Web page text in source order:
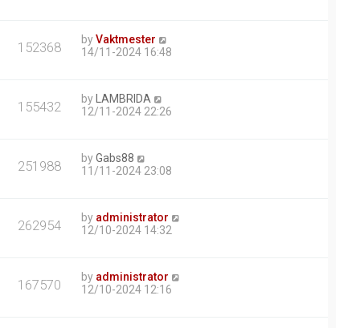
152368 byVaktmester
14/11-2024 16:48
155432 by
LAMBRIDA
12/11-2024 22:26
251988 byGabs88
11/11-2024 23:08
262954 by administrator
12/10-2024 14:32
167570 by administrator
12/10-2024 12:16